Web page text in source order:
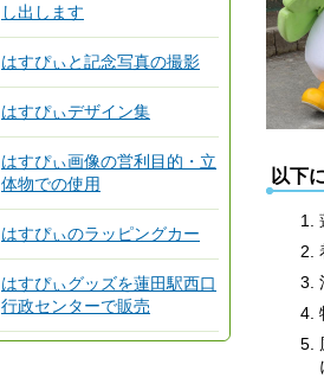
し出します
はすぴぃと記念写真の撮影
はすぴぃデザイン集
はすぴぃ画像の営利目的・立
体物での使用
はすぴぃのラッピングカー
はすぴぃグッズを蓮田駅西口
行政センターで販売
以下